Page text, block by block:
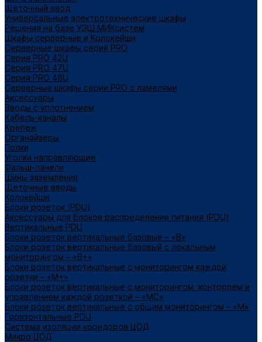
Щеточный ввод
Универсальные электротехнические шкафы
Решения на базе УЭШ МИКсистем
Шкафы серверные и Колокейшн
Серверные шкафы серия PRO
Серия PRO 42U
Серия PRO 47U
Серия PRO 48U
Серверные шкафы серии PRO с ламелями
Аксессуары
Вводы с уплотнением
Кабель-каналы
Крепеж
Органайзеры
Полки
Уголки направляющие
Фальш-панели
Шины заземления
Щеточные вводы
Колокейшн
Блоки розеток (PDU)
Аксессуары для блоков распределения питания (PDU)
Вертикальные PDU
Блоки розеток вертикальные базовые – «В»
Блоки розеток вертикальные базовый с локальным
мониторингом – «В+»
Блоки розеток вертикальные с мониторингом каждой
розетки – «М+»
Блоки розеток вертикальные с мониторингом, контролем и
управлением каждой розеткой – «МС»
Блоки розеток вертикальные с общим мониторингом – «М»
Горизонтальные PDU
Система изоляции коридоров ЦОД
Микро ЦОД